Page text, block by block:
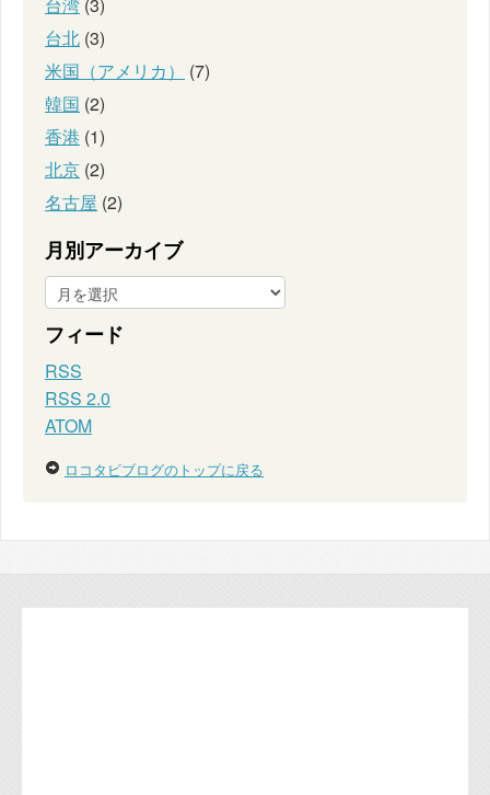
台北 (3)
米国（アメリカ）
(7)
韓国 (2)
香港 (1)
北京 (2)
名古屋 (2)
月別アーカイブ
フィード
RSS
RSS 2.0
ATOM
ロコタビブログのトップに戻る